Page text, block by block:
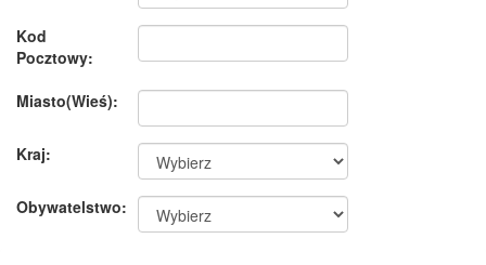
Kod
Pocztowy:
Miasto(Wieś):
Kraj:
Obywatelstwo: